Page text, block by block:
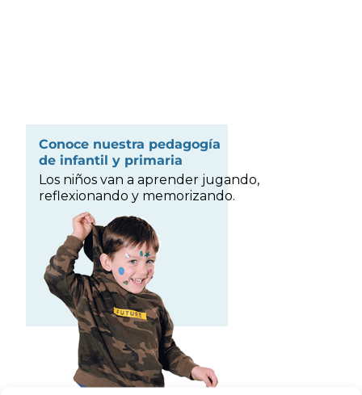
Conoce nuestra pedagogía
de infantil y primaria
Los niños van a aprender jugando,
reflexionando y memorizando.